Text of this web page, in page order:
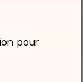
pour